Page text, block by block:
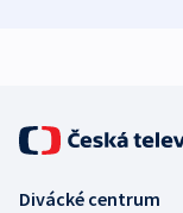
Divácké centrum